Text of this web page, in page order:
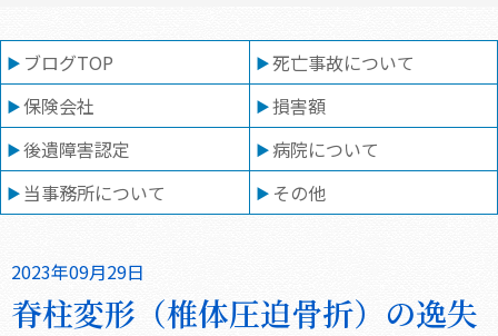
ブログTOP
死亡事故について
保険会社
損害額
後遺障害認定
病院について
当事務所について
その他
2023年09月29日
脊柱変形（椎体圧迫骨折）の逸失